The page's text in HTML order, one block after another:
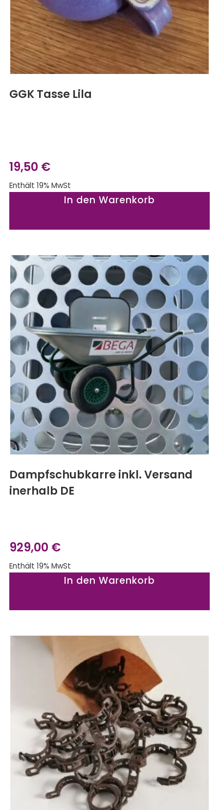
GGK Tasse Lila
19,50 €
Enthält 19% MwSt
In den Warenkorb
Dampfschubkarre inkl. Versand
inerhalb DE
929,00 €
Enthält 19% MwSt
In den Warenkorb